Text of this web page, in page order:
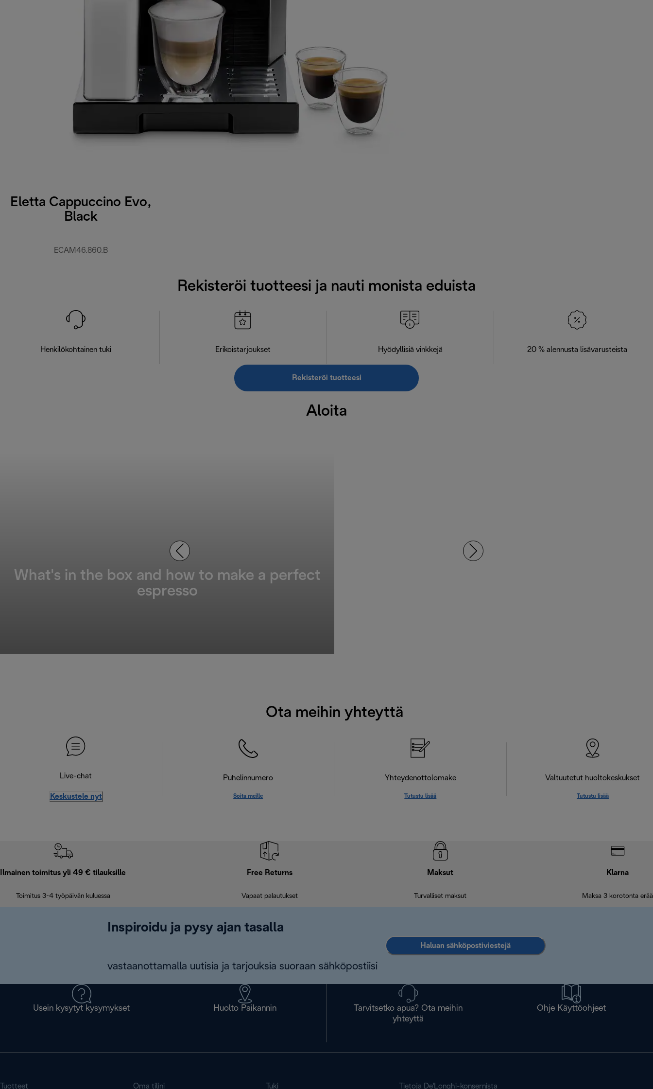
Eletta Cappuccino Evo,
Black
ECAM46.860.B
Rekisteröi tuotteesi ja nauti monista eduista
Henkilökohtainen tuki Erikoistarjoukset Hyödyllisiä vinkkejä 20 % alennusta lisävarusteista
Rekisteröi tuotteesi
Aloita
What's in the box and how to make a perfect
espresso
Ota meihin yhteyttä
Live-chat
Keskustele nyt
Puhelinnumero
Soita meille
Yhteydenottolomake
Tutustu lisää
Valtuutetut huoltokeskukset
Tutustu lisää
Ilmainen toimitus yli 49 € tilauksille
Toimitus 3-4 työpäivän kuluessa
Free Returns
Vapaat palautukset
Maksut
Turvalliset maksut
Klarna
Maksa 3 korotonta erää
Inspiroidu ja pysy ajan tasalla
vastaanottamalla uutisia ja tarjouksia suoraan sähköpostiisi
Haluan sähköpostiviestejä
Usein kysytyt kysymykset Huolto Paikannin
Tarvitsetko apua? Ota meihin
yhteyttä
Ohje Käyttöohjeet
Tuotteet Oma tilini Tuki Tietoja De'Longhi-konsernista